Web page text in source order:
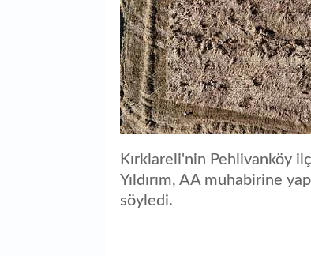
Kırklareli'nin Pehlivanköy
Yıldırım, AA muhabirine
söyledi.